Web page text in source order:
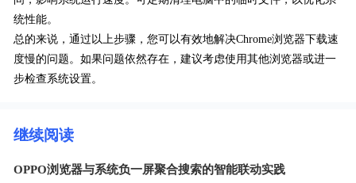
统性能。
总的来说，通过以上步骤，您可以有效地解决Chrome浏览器下载速
度慢的问题。如果问题依然存在，建议考虑使用其他浏览器或进一
步检查系统设置。
继续阅读
OPPO浏览器与系统负一屏聚合搜索的智能联动实践